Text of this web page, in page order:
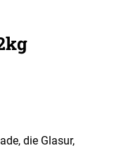
die Glasur,